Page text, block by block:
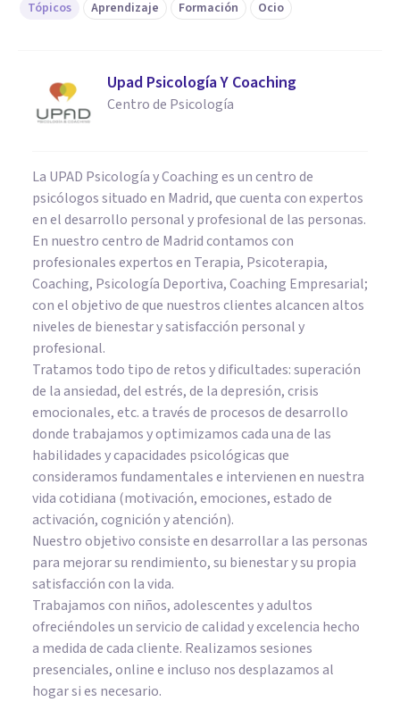
Tópicos Aprendizaje Formación Ocio
Upad Psicología Y Coaching
Centro de Psicología
La UPAD Psicología y Coaching es un centro de
psicólogos situado en Madrid, que cuenta con expertos
en el desarrollo personal y profesional de las personas.
En nuestro centro de Madrid contamos con
profesionales expertos en Terapia, Psicoterapia,
Coaching, Psicología Deportiva, Coaching Empresarial;
con el objetivo de que nuestros clientes alcancen altos
niveles de bienestar y satisfacción personal y
profesional.
Tratamos todo tipo de retos y dificultades: superación
de la ansiedad, del estrés, de la depresión, crisis
emocionales, etc. a través de procesos de desarrollo
donde trabajamos y optimizamos cada una de las
habilidades y capacidades psicológicas que
consideramos fundamentales e intervienen en nuestra
vida cotidiana (motivación, emociones, estado de
activación, cognición y atención).
Nuestro objetivo consiste en desarrollar a las personas
para mejorar su rendimiento, su bienestar y su propia
satisfacción con la vida.
Trabajamos con niños, adolescentes y adultos
ofreciéndoles un servicio de calidad y excelencia hecho
a medida de cada cliente. Realizamos sesiones
presenciales, online e incluso nos desplazamos al
hogar si es necesario.